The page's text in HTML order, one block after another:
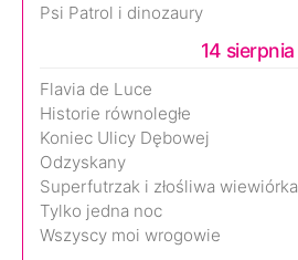
Psi Patrol i dinozaury
14 sierpnia
Flavia de Luce
Historie równoległe
Koniec Ulicy Dębowej
Odzyskany
Superfutrzak i złośliwa wiewiórka
Tylko jedna noc
Wszyscy moi wrogowie